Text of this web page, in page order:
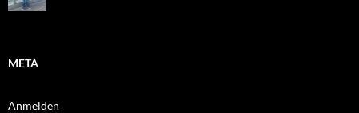
META
Anmelden